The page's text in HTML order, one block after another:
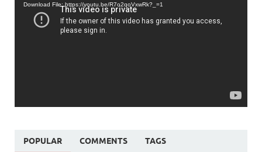
Download File: https://youtu.be/R7o2qoVxwRk?_=1
POPULAR COMMENTS TAGS